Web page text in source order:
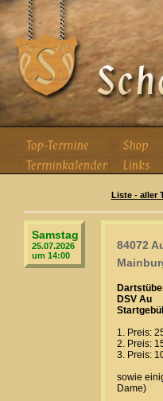
Liste - aller
Samstag
25.07.2026
um 14:00
84072
DSV Au
1. Preis:
2. Preis:
3. Preis:
sowie
Dame)